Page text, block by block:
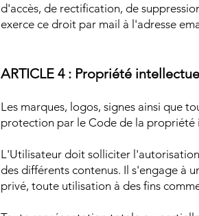
d'accès, de rectification, de
exerce ce droit par mail à l'adresse
ARTICLE 4 : Propriété
Les marques, logos, signes ainsi que
protection par le Code de la
L'Utilisateur doit solliciter
des différents contenus. Il s'engage à
privé, toute utilisation à des fins